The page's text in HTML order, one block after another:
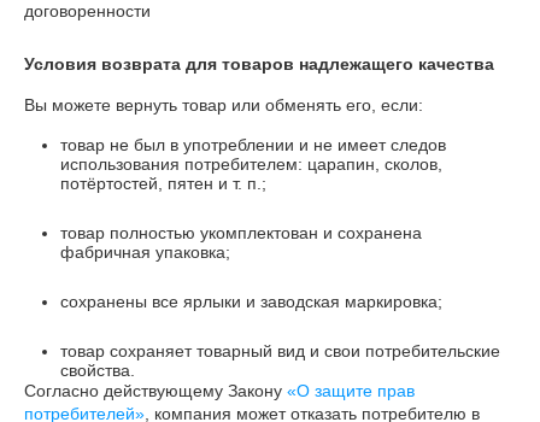
договоренности
Условия возврата для товаров надлежащего качества
Вы можете вернуть товар или обменять его, если:
товар не был в употреблении и не имеет следов
использования потребителем: царапин, сколов,
потёртостей, пятен и т. п.;
товар полностью укомплектован и сохранена
фабричная упаковка;
сохранены все ярлыки и заводская маркировка;
товар сохраняет товарный вид и свои потребительские
свойства.
Согласно действующему Закону «О защите прав
потребителей» , компания может отказать потребителю в